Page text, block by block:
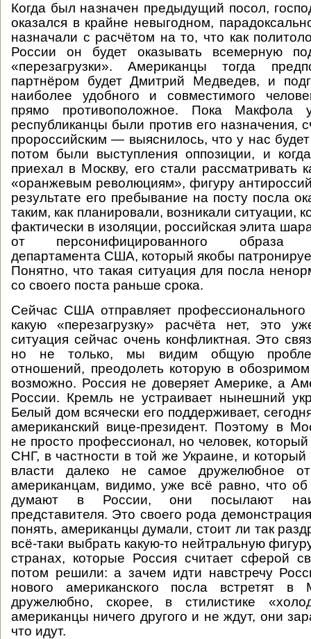
Когда был назначен предыдущий посол,
оказался в крайне невыгодном,
назначали с расчётом на то, что как
России он будет оказывать всемерную
«перезагрузки». Американцы тогда
партнёром будет Дмитрий Медведев, и
наиболее удобного и совместимого
прямо противоположное. Пока
республиканцы были против его назначения,
пророссийским — выяснилось, что у нас будет
потом были выступления оппозиции, и
приехал в Москву, его стали рассматривать
«оранжевым революциям», фигуру
результате его пребывание на посту посла
таким, как планировали, возникали ситуации,
фактически в изоляции, российская элита
от персонифицированного образа
департамента США, который якобы
Понятно, что такая ситуация для посла
со своего поста раньше срока.
Сейчас США отправляет
какую «перезагрузку» расчёта нет, это
ситуация сейчас очень конфликтная. Это
но не только, мы видим общую
отношений, преодолеть которую в
возможно. Россия не доверяет Америке, а
России. Кремль не устраивает нынешний
Белый дом всячески его поддерживает,
американский вице-президент. Поэтому в
не просто профессионал, но человек,
СНГ, в частности в той же Украине, и
власти далеко не самое дружелюбное
американцам, видимо, уже всё равно, что об
думают в России, они посылают
представителя. Это своего рода
понять, американцы думали, стоит ли так
всё-таки выбрать какую-то нейтральную
странах, которые Россия считает сферой
потом решили: а зачем идти навстречу
нового американского посла встретят
дружелюбно, скорее, в стилистике
американцы ничего другого и не ждут, они
что идут.